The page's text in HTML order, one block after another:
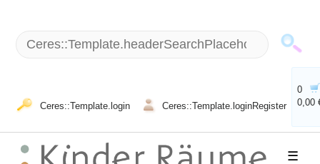
Ceres::Template.login Ceres::Template.loginRegister
0
0,00
☰